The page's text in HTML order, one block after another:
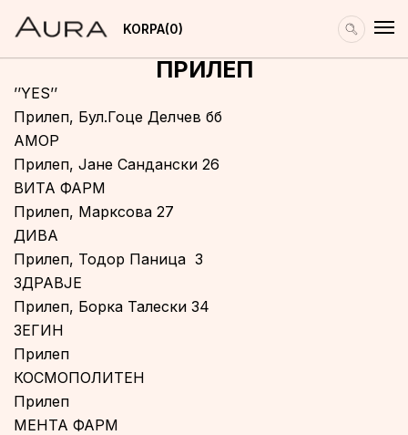
KORPA 0
ПРИЛЕП
’’YES’’
Прилеп, Бул.Гоце Делчев бб
АМОР
Прилеп, Јане Сандански 26
ВИТА ФАРМ
Прилеп, Марксова 27
ДИВА
Прилеп, Тодор Паница 3
ЗДРАВЈЕ
Прилеп, Борка Талески 34
ЗЕГИН
Прилеп
КОСМОПОЛИТЕН
Прилеп
МЕНТА ФАРМ